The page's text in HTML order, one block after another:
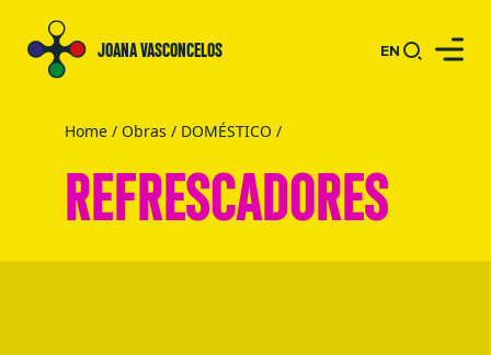
JOANA VASCONCELOS EN
Home / Obras / DOMÉSTICO /
REFRESCADORES